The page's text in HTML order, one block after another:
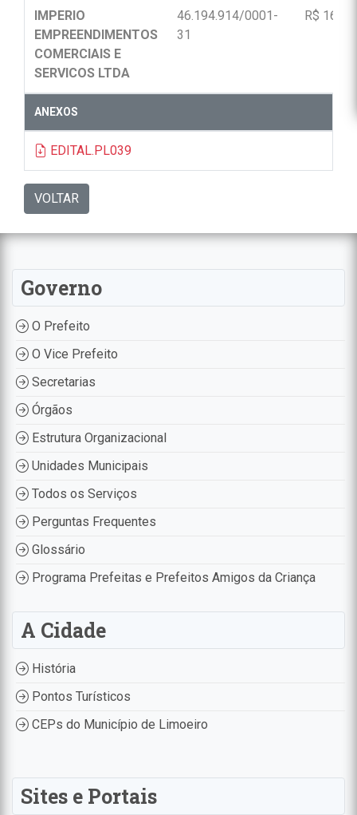
IMPERIO
EMPREENDIMENTOS
COMERCIAIS E
SERVICOS LTDA
46.194.914/0001-
31
R$
ANEXOS
EDITAL.PL039
VOLTAR
Governo
O Prefeito
O Vice Prefeito
Secretarias
Órgãos
Estrutura Organizacional
Unidades Municipais
Todos os Serviços
Perguntas Frequentes
Glossário
Programa Prefeitas e Prefeitos Amigos da Criança
A Cidade
História
Pontos Turísticos
CEPs do Município de Limoeiro
Sites e Portais